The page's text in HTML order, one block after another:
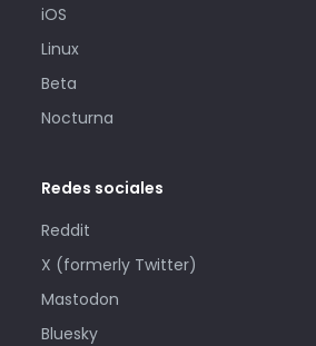
iOS
Linux
Beta
Nocturna
Redes sociales
Reddit
X (formerly Twitter)
Mastodon
Bluesky